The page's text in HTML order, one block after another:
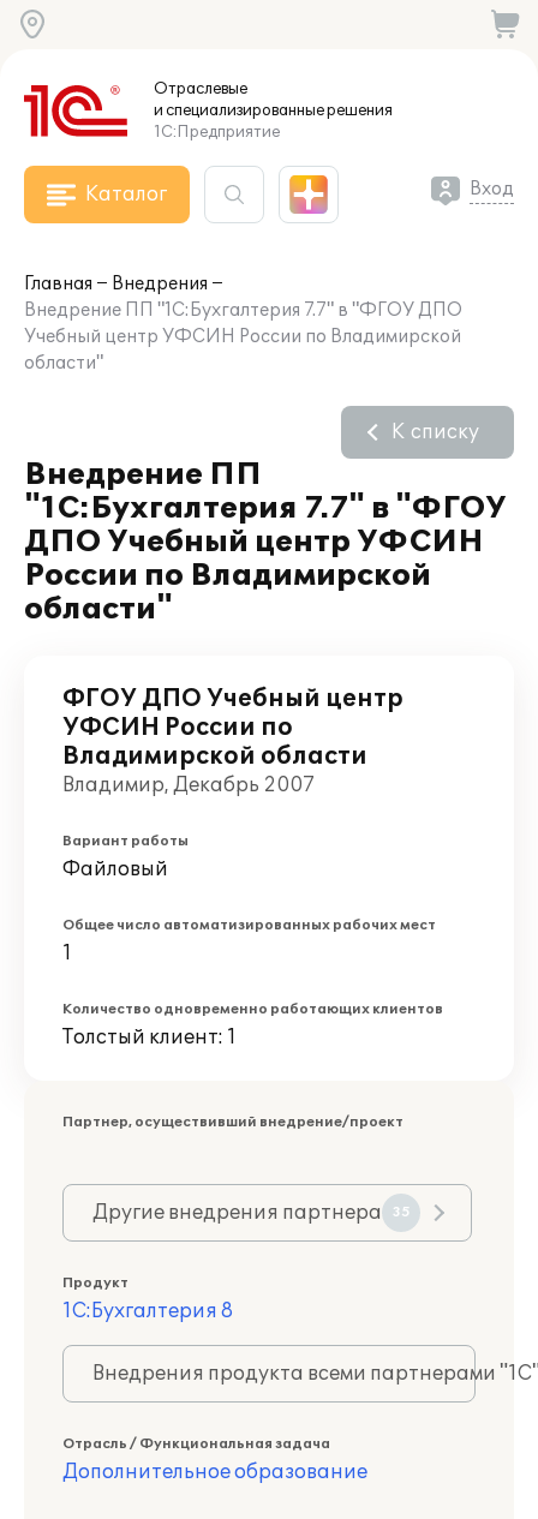
Отраслевые
и специализированныерешения
1С:Предприятие
Каталог Вход
Главная
Внедрения
Внедрение ПП "1С:Бухгалтерия 7.7" в "ФГОУ ДПО
Учебный центр УФСИН России по Владимирской
области"
Внедрение ПП
"1С:Бухгалтерия 7.7" в "ФГОУ
ДПО Учебный центр УФСИН
России по Владимирской
области"
К списку
ФГОУ ДПО Учебный центр
УФСИН России по
Владимирской области
Владимир, Декабрь 2007
Вариант работы
Файловый
Общее число автоматизированных рабочих мест
1
Количество одновременно работающих клиентов
Толстый клиент: 1
Партнер, осуществивший внедрение/проект
Другие внедрения партнера 35
Продукт
1С:Бухгалтерия 8
Внедрения продукта всеми партнерами
Отрасль / Функциональная задача
Дополнительное образование